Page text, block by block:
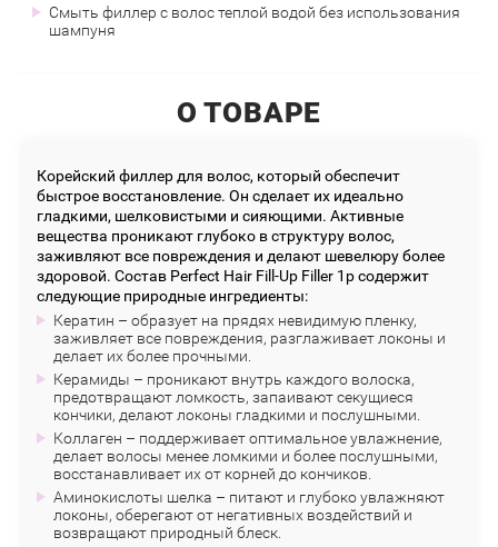
Смыть филлер с волос теплой водой без использования
шампуня
О ТОВАРЕ
Корейский филлер для волос, который обеспечит
быстрое восстановление. Он сделает их идеально
гладкими, шелковистыми и сияющими. Активные
вещества проникают глубоко в структуру волос,
заживляют все повреждения и делают шевелюру более
здоровой. Состав Perfect Hair Fill-Up Filler 1p содержит
следующие природные ингредиенты:
Кератин – образует на прядях невидимую пленку,
заживляет все повреждения, разглаживает локоны и
делает их более прочными.
Керамиды – проникают внутрь каждого волоска,
предотвращают ломкость, запаивают секущиеся
кончики, делают локоны гладкими и послушными.
Коллаген – поддерживает оптимальное увлажнение,
делает волосы менее ломкими и более послушными,
восстанавливает их от корней до кончиков.
Аминокислоты шелка – питают и глубоко увлажняют
локоны, оберегают от негативных воздействий и
возвращают природный блеск.